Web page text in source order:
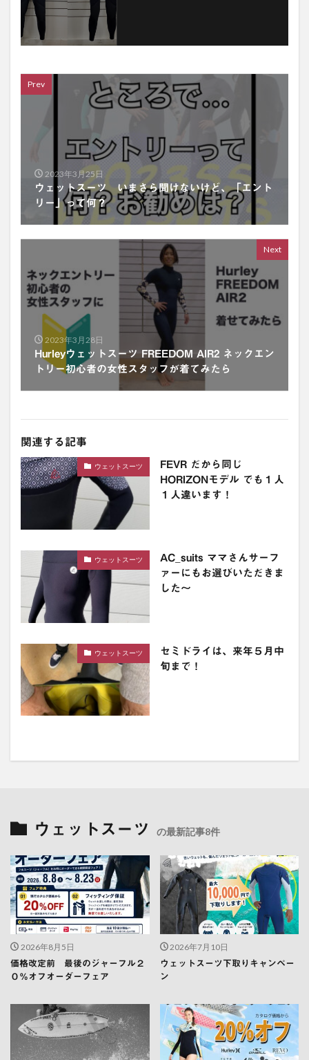
Prev
2023年3月25日
ウェットスーツ いまさら聞けないけど、「エント
リー」って何？
Next
2023年3月28日
Hurleyウェットスーツ FREEDOM AIR2 ネックエン
トリー初心者の女性スタッフが着てみたら
関連する記事
ウェットスーツ
FEVR だから同じ
HORIZONモデル でも１人
１人違います！
ウェットスーツ
AC_suits ママさんサーフ
ァーにもお選びいただきま
した〜
ウェットスーツ
セミドライは、来年５月中
旬まで！
ウェットスーツ の最新記事8件
2026年8月5日
価格改定前 最後のジャーフル２
０％オフオーダーフェア
2026年7月10日
ウェットスーツ下取りキャンペー
ン